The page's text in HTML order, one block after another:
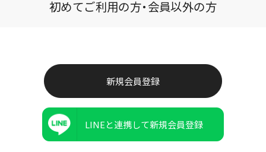
初めてご利用の方・会員以外の方
LINEと連携して新規会員登録